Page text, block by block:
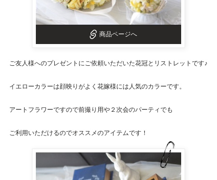
商品ページへ
ご友人様へのプレゼントにご依頼いただいた花冠と リストレット です♪
イエローカラーは顔映りがよく花嫁様には人気のカラーです。
アートフラワーですので前撮り用や２次会のパーティでも
ご利用いただけるのでオススメのアイテムです！